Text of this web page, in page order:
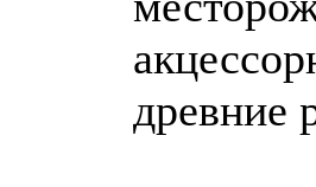
древние